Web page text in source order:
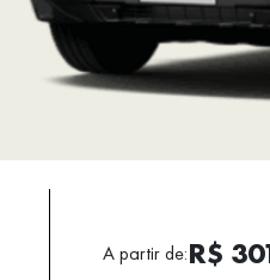
A partir de:R$